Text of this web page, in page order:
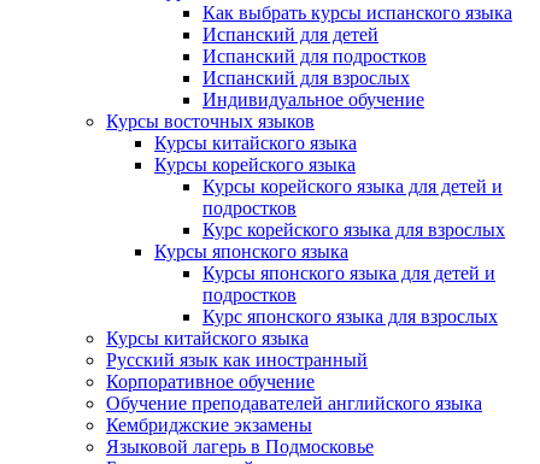
Как выбрать курсы испанского языка
Испанский для детей
Испанский для подростков
Испанский для взрослых
Индивидуальное обучение
Курсы восточных языков
Курсы китайского языка
Курсы корейского языка
Курсы корейского языка для детей и
подростков
Курс корейского языка для взрослых
Курсы японского языка
Курсы японского языка для детей и
подростков
Курс японского языка для взрослых
Курсы китайского языка
Русский язык как иностранный
Корпоративное обучение
Обучение преподавателей английского языка
Кембриджские экзамены
Языковой лагерь в Подмосковье